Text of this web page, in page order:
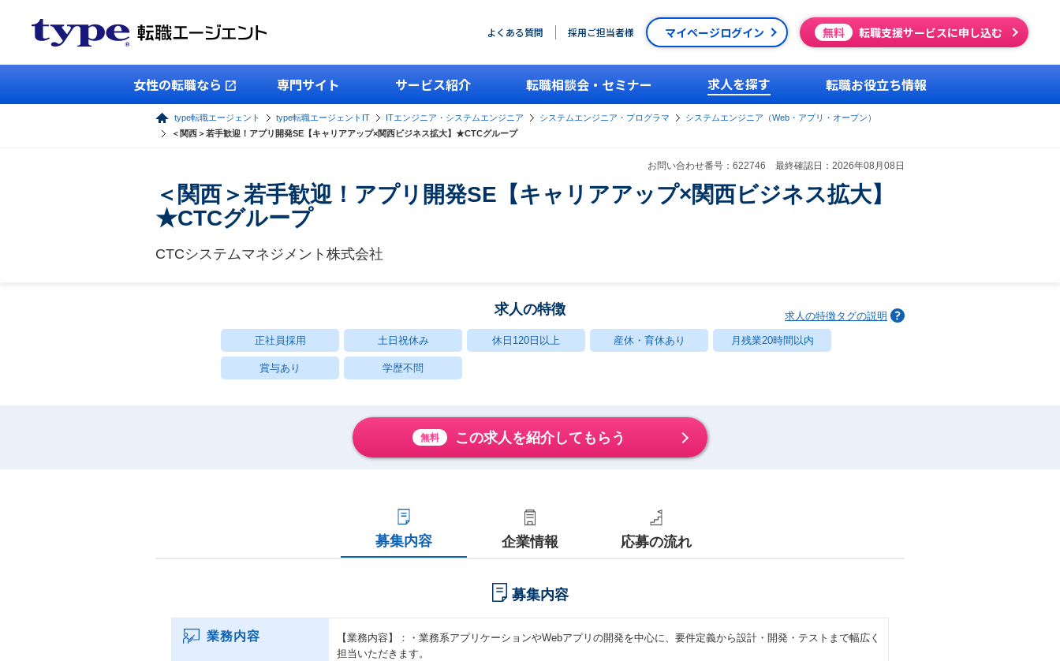
よくある質問 採用ご担当者様 マイページログイン 無料 転職支援サービスに申し込む
女性の転職なら 専門サイト サービス紹介 転職相談会・セミナー 求人を探す 転職お役立ち情報
type転職エージェント type転職エージェントIT ITエンジニア・システムエンジニア システムエンジニア・プログラマ
システムエンジニア（Web・アプリ・オープン）
＜関西＞若手歓迎！アプリ開発SE【キャリアアップ×関西ビジネス拡大】★CTCグループ
お問い合わせ番号：622746 最終確認日：2026年08月08日
＜関西＞若手歓迎！アプリ開発SE【キャリアアップ×関西ビジネス拡大】
★CTCグループ
CTCシステムマネジメント株式会社
求人の特徴 求人の特徴タグの説明
正社員採用 土日祝休み 休日120日以上 産休・育休あり 月残業20時間以内
賞与あり 学歴不問
無料 この求人を紹介してもらう
募集内容 企業情報 応募の流れ
募集内容
業務内容
【業務内容】：・業務系アプリケーションやWebアプリの開発を中心に、要件定義から設計・開発・テストまで幅広く
担当いただきます。